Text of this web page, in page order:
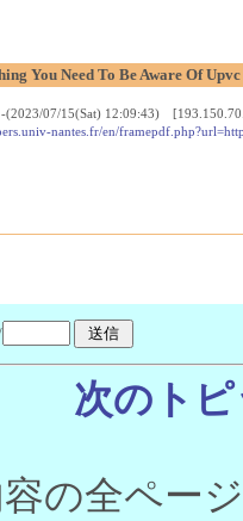
You Need To Be Aware Of
-(2023/07/15(Sat) 12:09:43)
nantes.fr/en/
次のト
の全ペー